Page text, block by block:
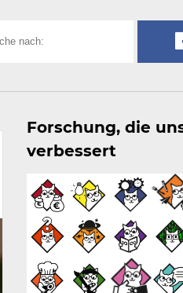
Forschung, die
verbessert